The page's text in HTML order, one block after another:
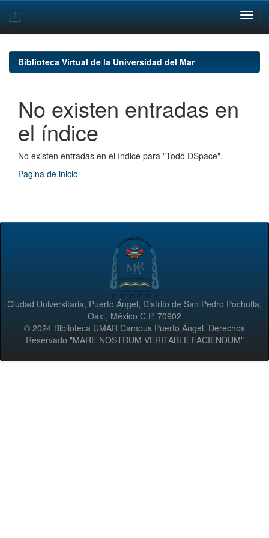
navigationBiblioteca Virtual de la Universidad del Mar
No existen entradas en
el índice
No existen entradas en el índice para "Todo DSpace".
Página de inicio
Ciudad Universitaria, Puerto Ángel, Distrito de San Pedro Pochutla,
Oax., México C.P. 70902
© 2024 Biblioteca UMAR Campus Puerto Ángel. Derechos
Reservado "MARE NOSTRUM VERITABLE FACIENDUM"